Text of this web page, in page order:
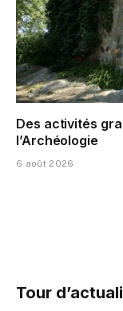
Des activités
l’Archéologie
6 août 2026
Tour